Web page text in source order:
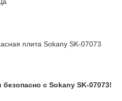
плита Sokany SK-07073
с Sokany SK-07073!